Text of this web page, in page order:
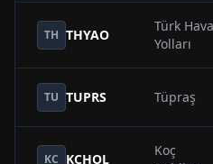
TH THYAO
Türk Hava
Yolları
TU TUPRS Tüpraş
KC KCHOL
Koç